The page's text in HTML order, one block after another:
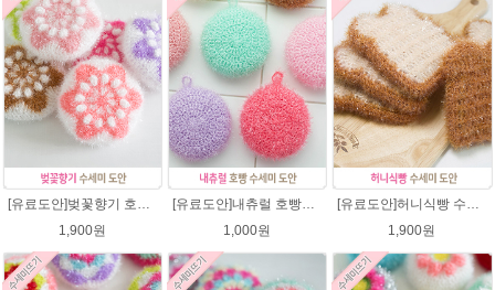
[유료도안]벚꽃향기 호빵수세미뜨기 도안(수세미실은 옵션에서 추가구매 가능)/수세미뜨기/수세미실/반짝이수세미/반짝이실/별수세미 호빵수세미 웰빙수세미 퐁퐁수세미 코바늘수세미
1,900원
[유료도안]내츄럴 호빵수세미 코바늘뜨기 수세미뜨기 뜨개질 도안 반짝이실
1,000원
[유료도안]허니식빵 수세미뜨기 코바늘뜨기도안 /수세미뜨기/수세미실/반짝이수세미/반짝이실/수세미실 웰빙수세미 퐁퐁수세미 식빵 코바늘수세미
1,900원